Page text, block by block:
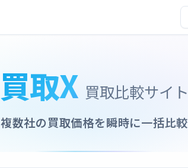
買取X 買取比較サイト
複数社の買取価格を瞬時に一括比較